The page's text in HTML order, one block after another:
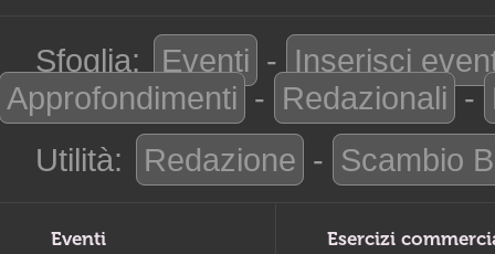
Sfoglia: Eventi - Inserisci
Approfondimenti - Redazionali -
Utilità:
Redazione - Scambio
Eventi Esercizi